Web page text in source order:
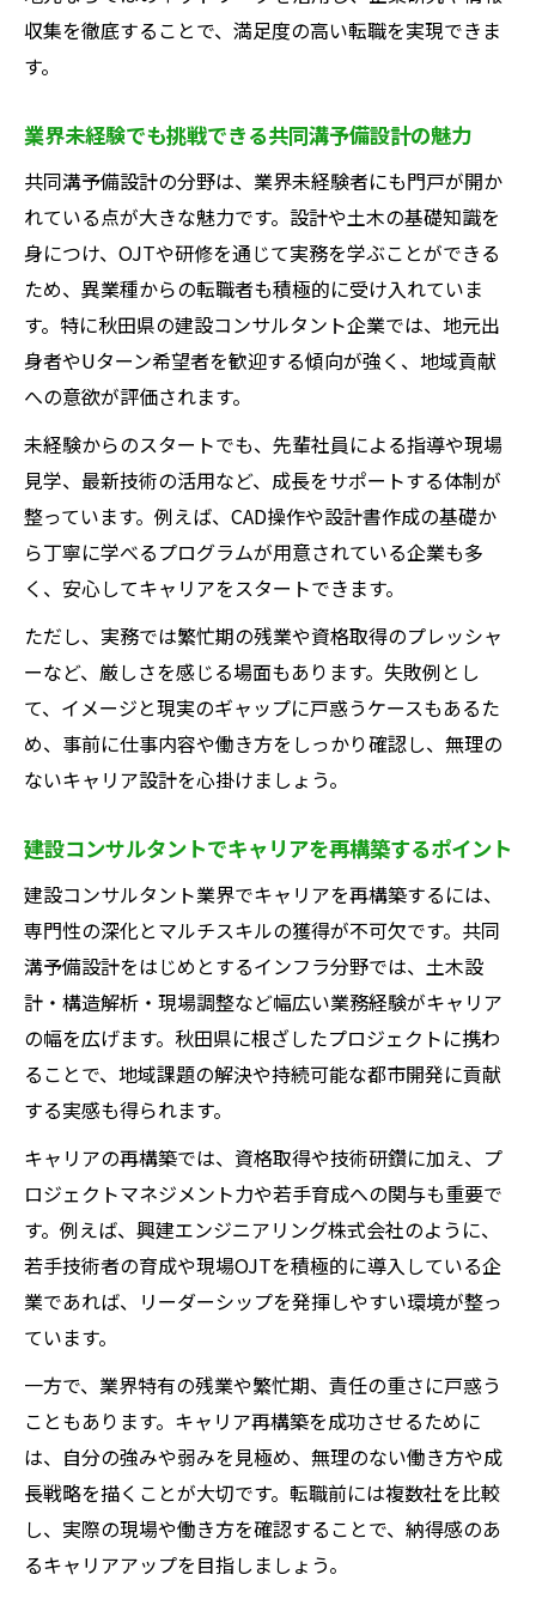
収集を徹底することで、満足度の高い転職を実現できま
す。
業界未経験でも挑戦できる共同溝予備設計の魅力
共同溝予備設計の分野は、業界未経験者にも門戸が開か
れている点が大きな魅力です。設計や土木の基礎知識を
身につけ、OJTや研修を通じて実務を学ぶことができる
ため、異業種からの転職者も積極的に受け入れていま
す。特に秋田県の建設コンサルタント企業では、地元出
身者やUターン希望者を歓迎する傾向が強く、地域貢献
への意欲が評価されます。
未経験からのスタートでも、先輩社員による指導や現場
見学、最新技術の活用など、成長をサポートする体制が
整っています。例えば、CAD操作や設計書作成の基礎か
ら丁寧に学べるプログラムが用意されている企業も多
く、安心してキャリアをスタートできます。
ただし、実務では繁忙期の残業や資格取得のプレッシャ
ーなど、厳しさを感じる場面もあります。失敗例とし
て、イメージと現実のギャップに戸惑うケースもあるた
め、事前に仕事内容や働き方をしっかり確認し、無理の
ないキャリア設計を心掛けましょう。
建設コンサルタントでキャリアを再構築するポイント
建設コンサルタント業界でキャリアを再構築するには、
専門性の深化とマルチスキルの獲得が不可欠です。共同
溝予備設計をはじめとするインフラ分野では、土木設
計・構造解析・現場調整など幅広い業務経験がキャリア
の幅を広げます。秋田県に根ざしたプロジェクトに携わ
ることで、地域課題の解決や持続可能な都市開発に貢献
する実感も得られます。
キャリアの再構築では、資格取得や技術研鑽に加え、プ
ロジェクトマネジメント力や若手育成への関与も重要で
す。例えば、興建エンジニアリング株式会社のように、
若手技術者の育成や現場OJTを積極的に導入している企
業であれば、リーダーシップを発揮しやすい環境が整っ
ています。
一方で、業界特有の残業や繁忙期、責任の重さに戸惑う
こともあります。キャリア再構築を成功させるために
は、自分の強みや弱みを見極め、無理のない働き方や成
長戦略を描くことが大切です。転職前には複数社を比較
し、実際の現場や働き方を確認することで、納得感のあ
るキャリアアップを目指しましょう。